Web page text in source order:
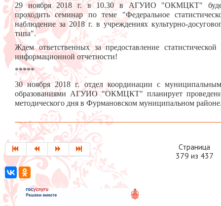
29 ноября 2018 г. в 10.30 в АГУИО "ОКМЦКТ"
проходить семинар по теме "Федеральное
наблюдение за 2018 г. в учреждениях культурно-
типа".
Ждем ответственных за предоставление
информационной отчетности!
*****
30 ноября 2018 г. отдел координации с
образованиями АГУИО "ОКМЦКТ" планирует
методического дня в Фурмановском муниципальном
Страница
379 из 437